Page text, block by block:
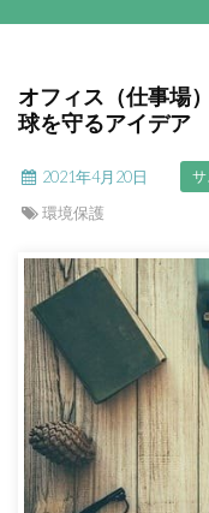
イツ
オフィス（仕事場
球を守るアイデア
2021年4月20日
環境保護